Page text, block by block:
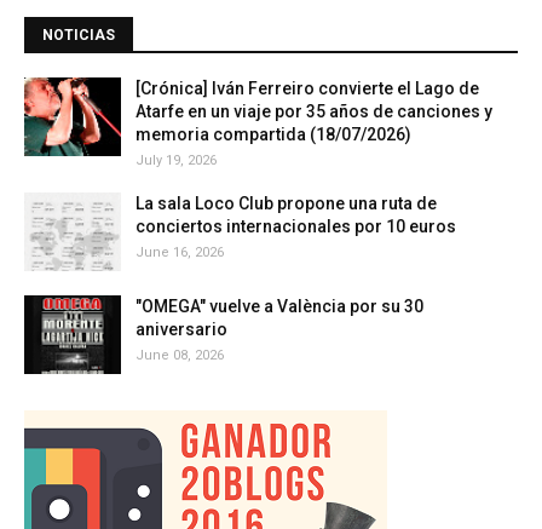
NOTICIAS
[Crónica] Iván Ferreiro convierte el Lago de
Atarfe en un viaje por 35 años de canciones y
memoria compartida (18/07/2026)
July 19, 2026
La sala Loco Club propone una ruta de
conciertos internacionales por 10 euros
June 16, 2026
"OMEGA" vuelve a València por su 30
aniversario
June 08, 2026